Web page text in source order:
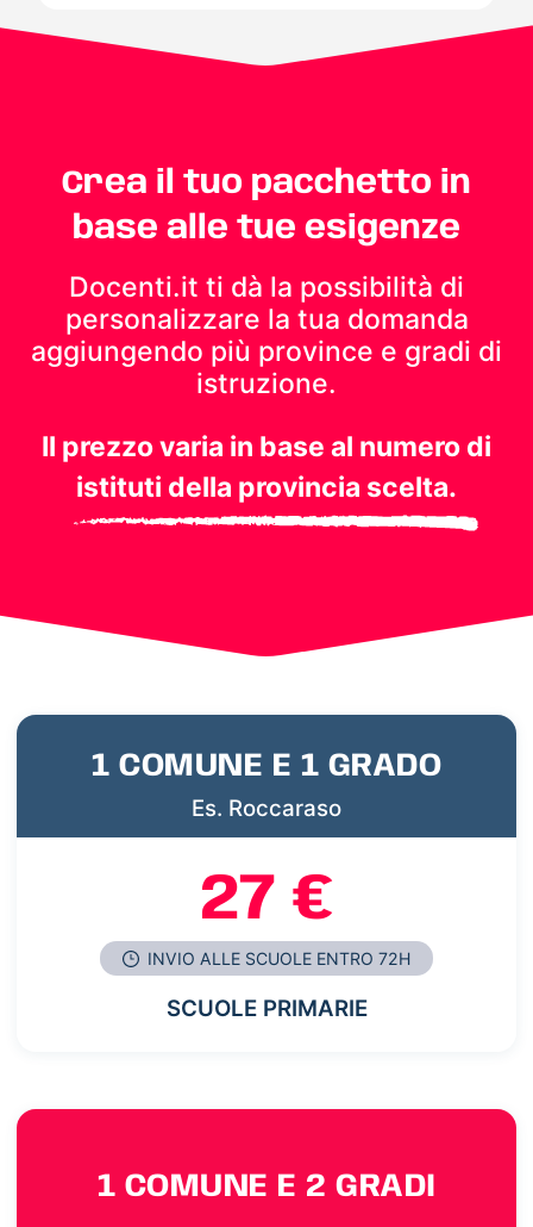
Crea il tuo pacchetto in
base alle tue esigenze
Docenti.it ti dà la possibilità di
personalizzare la tua domanda
aggiungendo più province e gradi di
istruzione.
Il prezzo varia in base al numero di
istituti della provincia scelta.
1 COMUNE E 1 GRADO
Es. Roccaraso
27 €
INVIO ALLE SCUOLE ENTRO 72H
SCUOLE PRIMARIE
1 COMUNE E 2 GRADI